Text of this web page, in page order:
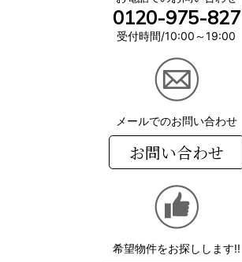
0120-975-827
受付時間/10:00～19:00
メールでのお問い合わせ
お問い合わせ
希望物件をお探しします!!